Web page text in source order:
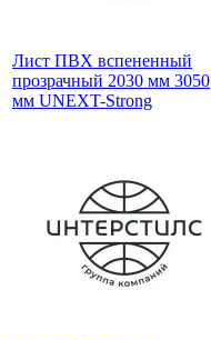
Лист ПВХ вспененный
прозрачный 2030 мм 3050
мм UNEXT-Strong